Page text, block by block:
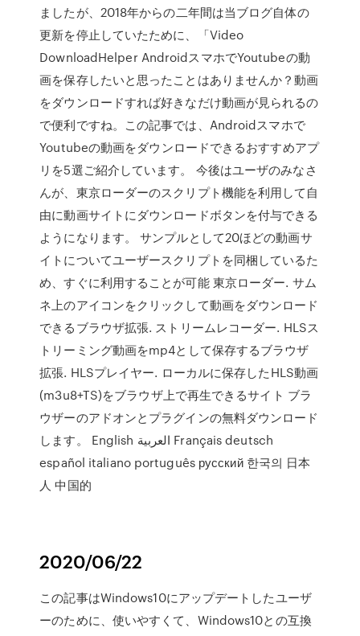
ましたが、2018年からの二年間は当ブログ自体の
更新を停止していたために、「Video
DownloadHelper AndroidスマホでYoutubeの動
画を保存したいと思ったことはありませんか？動画
をダウンロードすれば好きなだけ動画が見られるの
で便利ですね。この記事では、Androidスマホで
Youtubeの動画をダウンロードできるおすすめアプ
リを5選ご紹介しています。 今後はユーザのみなさ
んが、東京ローダーのスクリプト機能を利用して自
由に動画サイトにダウンロードボタンを付与できる
ようになります。 サンプルとして20ほどの動画サ
イトについてユーザースクリプトを同梱しているた
め、すぐに利用することが可能 東京ローダー. サム
ネ上のアイコンをクリックして動画をダウンロード
できるブラウザ拡張. ストリームレコーダー. HLSス
トリーミング動画をmp4として保存するブラウザ
拡張. HLSプレイヤー. ローカルに保存したHLS動画
(m3u8+TS)をブラウザ上で再生できるサイト ブラ
ウザーのアドオンとプラグインの無料ダウンロード
します。 English العربية Français deutsch
español italiano português русский 한국의 日本
人 中国的
2020/06/22
この記事はWindows10にアップデートしたユーザ
ーのために、使いやすくて、Windows10との互換